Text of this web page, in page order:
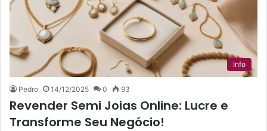
Info
Pedro 14/12/2025 0 93
Revender Semi Joias Online: Lucre e
Transforme Seu Negócio!